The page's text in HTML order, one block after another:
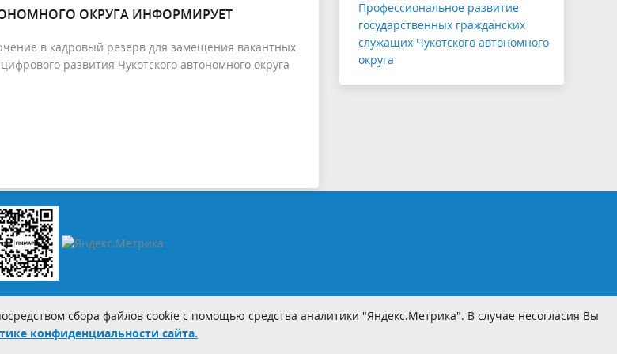
ОКРУГА ИНФОРМИРУЕТ
в кадровый резерв для замещения вакантных
развития Чукотского автономного округа
Профессиональное развитие
государственных гражданских
служащих Чукотского автономного
округа
сбора файлов cookie с помощью средства аналитики "Яндекс.Метрика". В случае несогласия Вы
конфиденциальности сайта.